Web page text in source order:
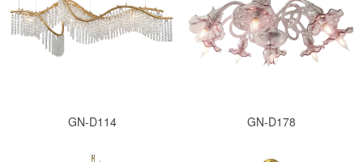
GN-D114 GN-D178